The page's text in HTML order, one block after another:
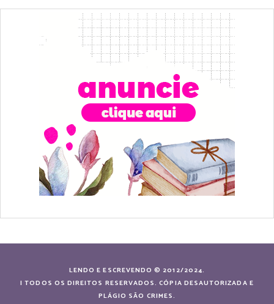
LENDO E ESCREVENDO © 2012/2024.
| TODOS OS DIREITOS RESERVADOS. CÓPIA DESAUTORIZADA E
PLÁGIO SÃO CRIMES.